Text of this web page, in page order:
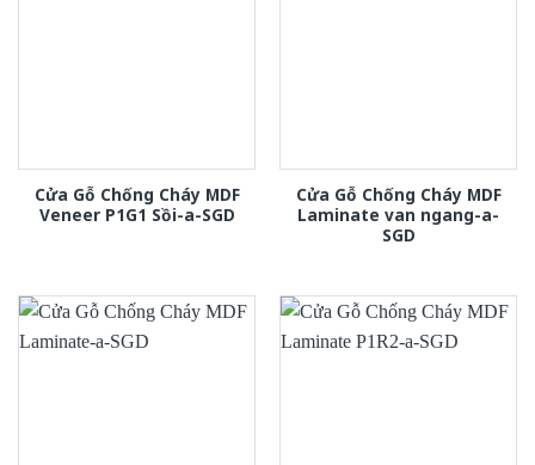
Cửa Gỗ Chống Cháy MDF
Veneer P1G1 Sồi-a-SGD
Cửa Gỗ Chống Cháy MDF
Laminate van ngang-a-
SGD